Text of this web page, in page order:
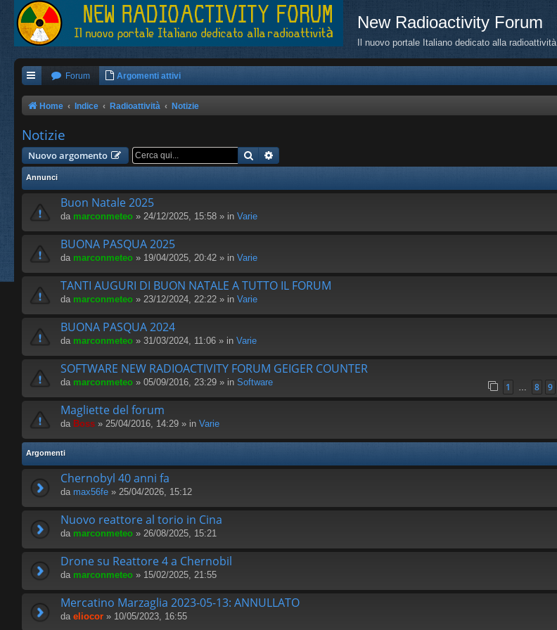
New Radioactivity Forum
Il nuovo portale Italiano dedicato alla radioattività
Forum Argomenti attivi
Home Indice Radioattività Notizie
Notizie
Nuovo argomento Cerca
Annunci
Buon Natale 2025
da marconmeteo » 24/12/2025, 15:58 » in Varie
BUONA PASQUA 2025
da marconmeteo » 19/04/2025, 20:42 » in Varie
TANTI AUGURI DI BUON NATALE A TUTTO IL FORUM
da marconmeteo » 23/12/2024, 22:22 » in Varie
BUONA PASQUA 2024
da marconmeteo » 31/03/2024, 11:06 » in Varie
SOFTWARE NEW RADIOACTIVITY FORUM GEIGER COUNTER
da marconmeteo » 05/09/2016, 23:29 » in Software 1 … 8 9
Magliette del forum
da Boss » 25/04/2016, 14:29 » in Varie
Argomenti
Chernobyl 40 anni fa
da max56fe » 25/04/2026, 15:12
Nuovo reattore al torio in Cina
da marconmeteo » 26/08/2025, 15:21
Drone su Reattore 4 a Chernobil
da marconmeteo » 15/02/2025, 21:55
Mercatino Marzaglia 2023-05-13: ANNULLATO
da eliocor » 10/05/2023, 16:55